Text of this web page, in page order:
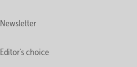
Newsletter
Editor's choice